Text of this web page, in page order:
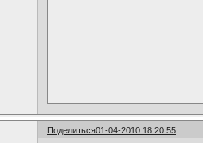
Поделиться01-04-2010 18:20:55